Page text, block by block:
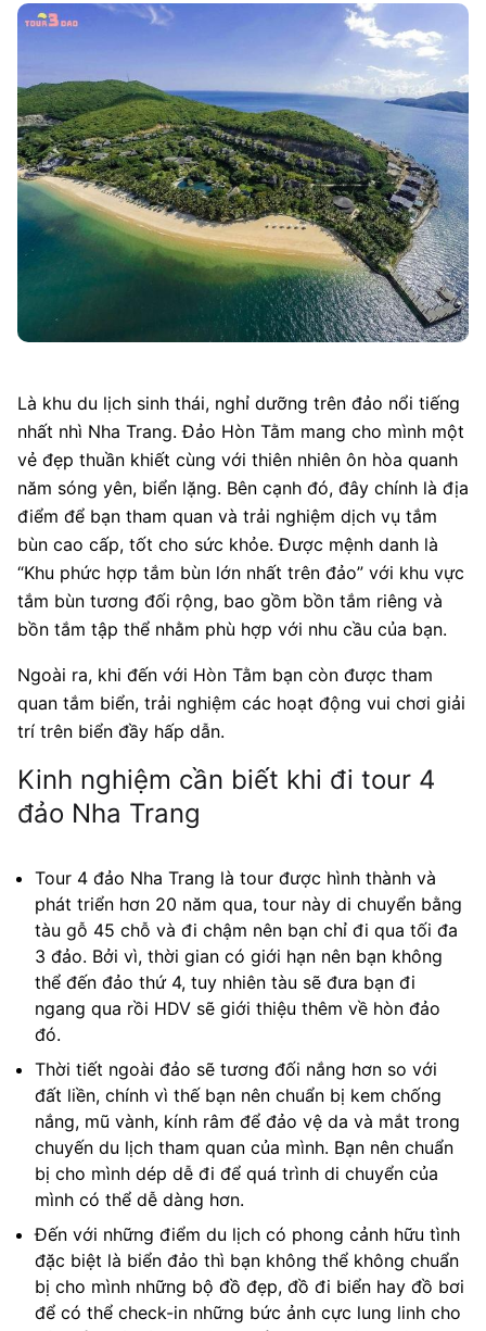
Là khu du lịch sinh thái, nghỉ dưỡng trên đảo nổi tiếng
nhất nhì Nha Trang. Đảo Hòn Tằm mang cho mình một
vẻ đẹp thuần khiết cùng với thiên nhiên ôn hòa quanh
năm sóng yên, biển lặng. Bên cạnh đó, đây chính là địa
điểm để bạn tham quan và trải nghiệm dịch vụ tắm
bùn cao cấp, tốt cho sức khỏe. Được mệnh danh là
“Khu phức hợp tắm bùn lớn nhất trên đảo” với khu vực
tắm bùn tương đối rộng, bao gồm bồn tắm riêng và
bồn tắm tập thể nhằm phù hợp với nhu cầu của bạn.
Ngoài ra, khi đến với Hòn Tằm bạn còn được tham
quan tắm biển, trải nghiệm các hoạt động vui chơi giải
trí trên biển đầy hấp dẫn.
Kinh nghiệm cần biết khi đi tour 4
đảo Nha Trang
Tour 4 đảo Nha Trang là tour được hình thành và
phát triển hơn 20 năm qua, tour này di chuyển bằng
tàu gỗ 45 chỗ và đi chậm nên bạn chỉ đi qua tối đa
3 đảo. Bởi vì, thời gian có giới hạn nên bạn không
thể đến đảo thứ 4, tuy nhiên tàu sẽ đưa bạn đi
ngang qua rồi HDV sẽ giới thiệu thêm về hòn đảo
đó.
Thời tiết ngoài đảo sẽ tương đối nắng hơn so với
đất liền, chính vì thế bạn nên chuẩn bị kem chống
nắng, mũ vành, kính râm để đảo vệ da và mắt trong
chuyến du lịch tham quan của mình. Bạn nên chuẩn
bị cho mình dép dễ đi để quá trình di chuyển của
mình có thể dễ dàng hơn.
Đến với những điểm du lịch có phong cảnh hữu tình
đặc biệt là biển đảo thì bạn không thể không chuẩn
bị cho mình những bộ đồ đẹp, đồ đi biển hay đồ bơi
để có thể check-in những bức ảnh cực lung linh cho